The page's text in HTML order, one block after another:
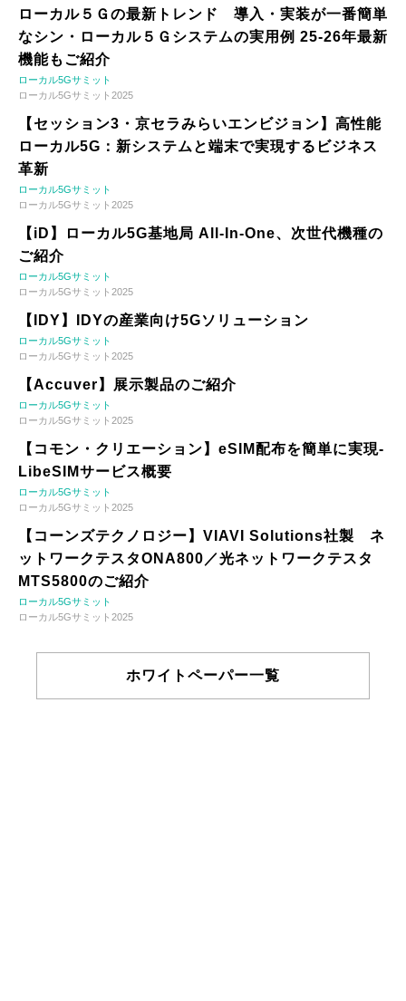
ローカル５Ｇの最新トレンド 導入・実装が一番簡単
なシン・ローカル５Ｇシステムの実用例 25-26年最新
機能もご紹介
ローカル5Gサミット
ローカル5Gサミット2025
【セッション3・京セラみらいエンビジョン】高性能
ローカル5G：新システムと端末で実現するビジネス
革新
ローカル5Gサミット
ローカル5Gサミット2025
【iD】ローカル5G基地局 All-In-One、次世代機種の
ご紹介
ローカル5Gサミット
ローカル5Gサミット2025
【IDY】IDYの産業向け5Gソリューション
ローカル5Gサミット
ローカル5Gサミット2025
【Accuver】展示製品のご紹介
ローカル5Gサミット
ローカル5Gサミット2025
【コモン・クリエーション】eSIM配布を簡単に実現-
LibeSIMサービス概要
ローカル5Gサミット
ローカル5Gサミット2025
【コーンズテクノロジー】VIAVI Solutions社製 ネ
ットワークテスタONA800／光ネットワークテスタ
MTS5800のご紹介
ローカル5Gサミット
ローカル5Gサミット2025
ホワイトペーパー一覧